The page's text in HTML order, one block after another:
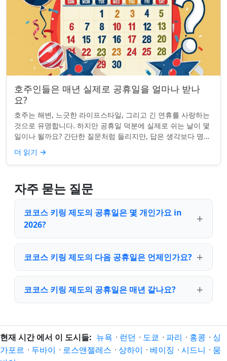
호주인들은 매년 실제로 공휴일을 얼마나 받나
요?
호주는 해변, 느긋한 라이프스타일, 그리고 긴 연휴를 사랑하는
것으로 유명합니다. 하지만 공휴일 덕분에 실제로 쉬는 날이 몇
일이나 될까요? 간단한 질문처럼 들리지만, 답은 생각보다 명확
하지 않을 수 있습니다. 거주...
더 읽기 →
자주 묻는 질문
코코스 키링 제도의 공휴일은 몇 개인가요 in
2026?
코코스 키링 제도의 다음 공휴일은 언제인가요?
코코스 키링 제도의 공휴일은 매년 같나요?
현재 시간 에서 이 도시들: 뉴욕 · 런던 · 도쿄 · 파리 · 홍콩 · 싱
가포르 · 두바이 · 로스앤젤레스 · 상하이 · 베이징 · 시드니 · 뭄